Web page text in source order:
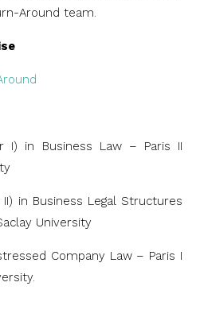
Around team.
I) in Business Law – Paris II
in Business Legal Structures
University
Company Law – Paris I